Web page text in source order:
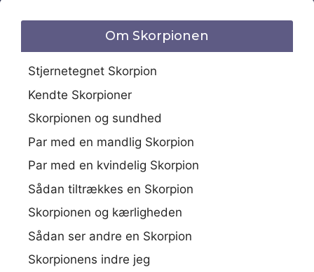
Om Skorpionen
Stjernetegnet Skorpion
Kendte Skorpioner
Skorpionen og sundhed
Par med en mandlig Skorpion
Par med en kvindelig Skorpion
Sådan tiltrækkes en Skorpion
Skorpionen og kærligheden
Sådan ser andre en Skorpion
Skorpionens indre jeg